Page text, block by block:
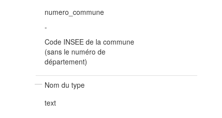
numero_commune
-
Code INSEE de la commune
(sans le numéro de
département)
Nom du type
text